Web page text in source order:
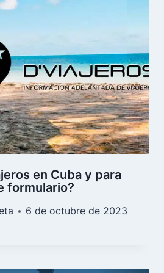
en Cuba y para
formulario?
6 de octubre de 2023